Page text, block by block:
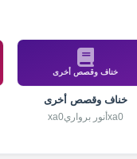
خناف وقصص أخرى
خناف وقصص أخرى
xa0أنور برواريxa0